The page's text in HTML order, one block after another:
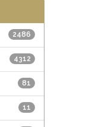
2486
4312
81
11